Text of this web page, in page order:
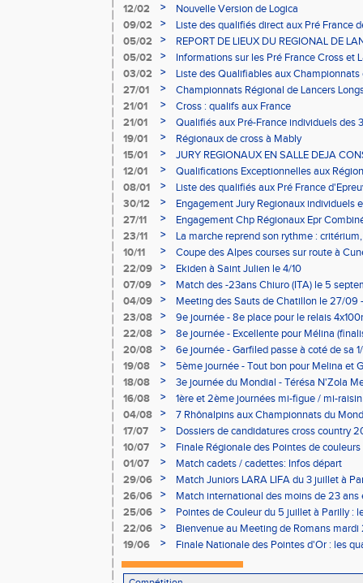
12/02
>
Nouvelle Version de Logica
09/02
>
Liste des qualifiés direct aux Pré France
Yzeure
05/02 >
REPORT DE LIEUX DU REGIONAL DE
05/02
>
Informations sur les Pré France Cross et
03/02
>
Liste des Qualifiables aux
27/01
>
Championnats Régional de Lancers
21/01
>
Cross : qualifs aux France
21/01
>
Qualifiés aux Pré-France individuels des
19/01
>
Régionaux de cross à Mably
15/01
>
JURY REGIONAUX EN SALLE DEJA
D'INSCRIPTION SUR PLACE
12/01 >
Qualifications Exceptionnelles aux
08/01
>
Liste des qualifiés aux Pré France
30/12
>
Engagement Jury Regionaux individuels
27/11
>
Engagement Chp Régionaux Epr
23/11
>
La marche reprend son rythme :
10/11
>
Coupe des Alpes courses sur route à
22/09
>
Ekiden à Saint Julien le 4/10
07/09
>
Match des -23ans Chiuro (ITA) le 5
04/09
>
Meeting des Sauts de Chatillon le 27/09
Meeting Rhône-Alpes
23/08 >
9e journée - 8e place pour le relais
P-Alexis)
22/08 >
8e journée - Excellente pour Mélina
(finaliste aussi)
20/08 >
6e journée - Garfiled passe à coté de sa
19/08
>
5ème journée - Tout bon pour Melina et
18/08
>
3e journée du Mondial - Térésa N'Zola
déçue !!
16/08 >
1ère et 2ème journées mi-figue / mi-
04/08
>
7 Rhônalpins aux Championnats du
17/07
>
Dossiers de candidatures cross country
10/07
>
Finale Régionale des Pointes de
01/07
>
Match cadets / cadettes: Infos départ
29/06
>
Match Juniors LARA LIFA du 3 juillet à
26/06
>
Match international des moins de 23
25/06
>
Pointes de Couleur du 5 juillet à Parilly :
22/06
>
Bienvenue au Meeting de Romans mardi
19/06
> Finale Nationale des Pointes d'Or : les